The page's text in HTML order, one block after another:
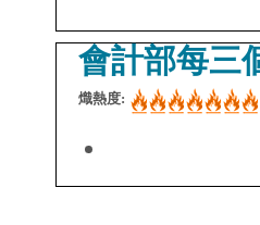
會計部每三
熾熱度: